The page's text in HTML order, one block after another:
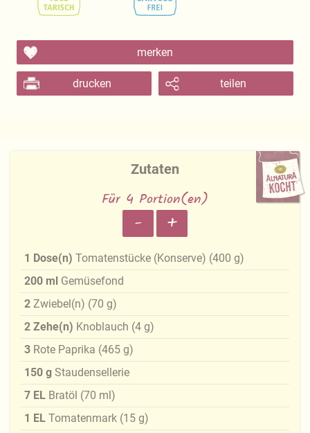
merken
drucken teilen
Zutaten
Für 4 Portion(en)
- +
1 Dose(n) Tomatenstücke (Konserve) (400 g)
200 ml Gemüsefond
2 Zwiebel(n) (70 g)
2 Zehe(n) Knoblauch (4 g)
3 Rote Paprika (465 g)
150 g Staudensellerie
7 EL Bratöl (70 ml)
1 EL Tomatenmark (15 g)